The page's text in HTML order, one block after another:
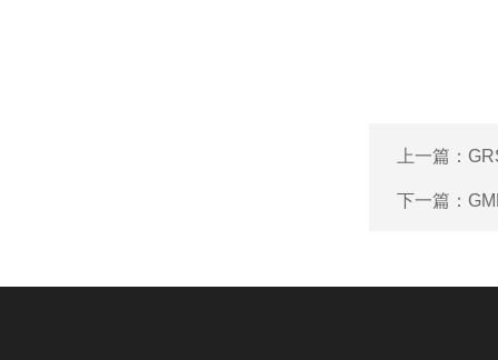
上一篇：
下一篇：